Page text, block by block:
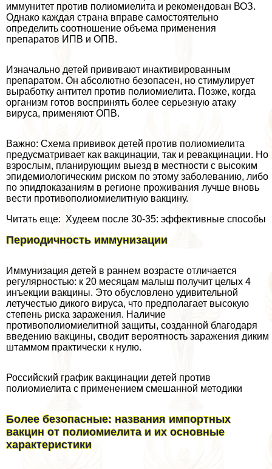
иммунитет против полиомиелита и рекомендован ВОЗ.
Однако каждая страна вправе самостоятельно
определить соотношение объема применения
препаратов ИПВ и ОПВ.
Изначально детей прививают инактивированным
препаратом. Он абсолютно безопасен, но стимулирует
выработку антител против полиомиелита. Позже, когда
организм готов воспринять более серьезную атаку
вируса, применяют ОПВ.
Важно: Схема прививок детей против полиомиелита
предусматривает как вакцинации, так и ревакцинации. Но
взрослым, планирующим выезд в местности с высоким
эпидемиологическим риском по этому заболеванию, либо
по эпидпоказаниям в регионе проживания лучше вновь
вести противополиомиелитную вакцину.
Читать еще: Худеем после 30-35: эффективные способы
Периодичность иммунизации
Иммунизация детей в раннем возрасте отличается
регулярностью: к 20 месяцам малыш получит целых 4
инъекции вакцины. Это обусловлено удивительной
летучестью дикого вируса, что предполагает высокую
степень риска заражения. Наличие
противополиомиелитной защиты, созданной благодаря
введению вакцины, сводит вероятность заражения диким
штаммом пpaктически к нулю.
Российский график вакцинации детей против
полиомиелита с применением смешанной методики
Более безопасные: названия импортных
вакцин от полиомиелита и их основные
хаpaктеристики